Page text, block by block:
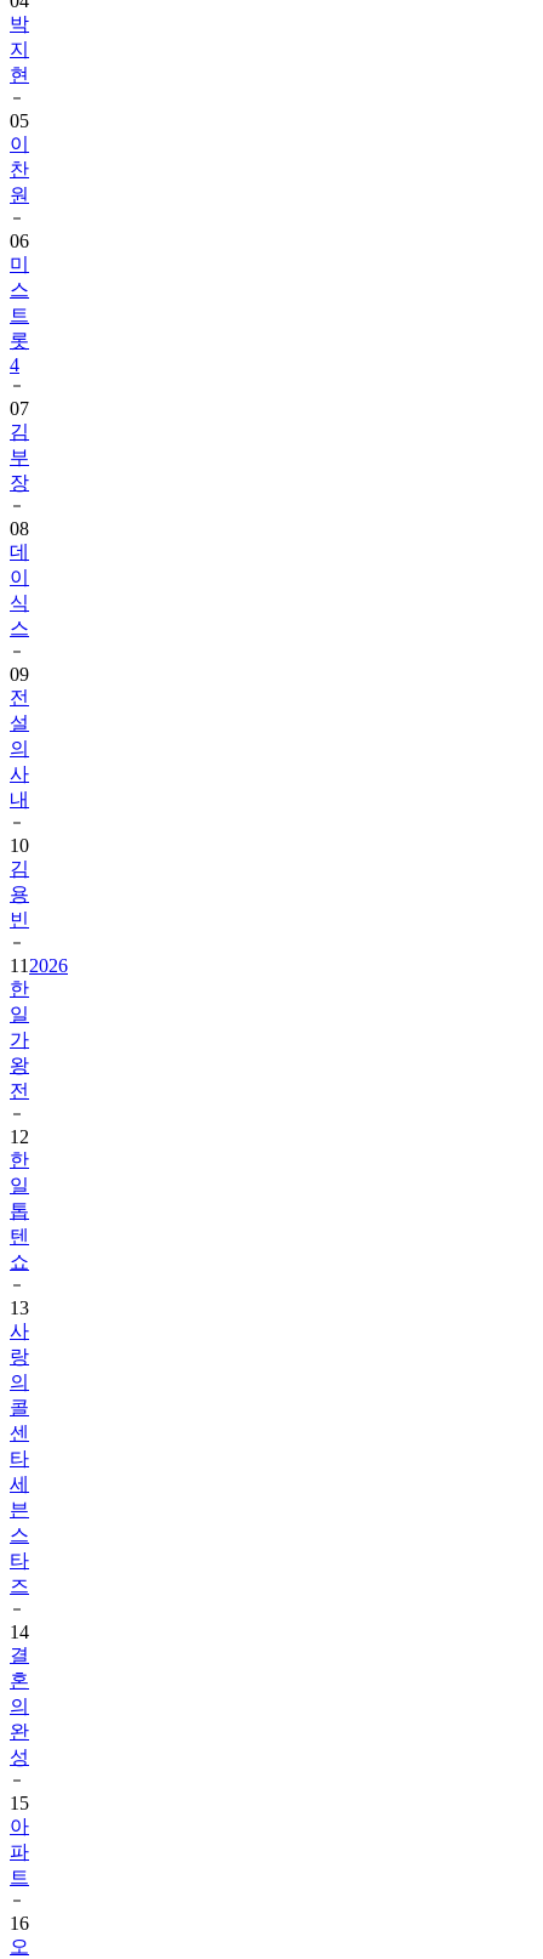
박
지
현
05
이
찬
원
06
미
스
트
롯
4
07
김
부
장
08
데
이
식
스
09
전
설
의
사
내
10
김
용
빈
11 2026
한
일
가
왕
전
12
한
일
톱
텐
쇼
13
사
랑
의
콜
센
타
세
븐
스
타
즈
14
결
혼
의
완
성
15
아
파
트
16
오